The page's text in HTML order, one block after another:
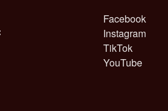
Facebook
Instagram
TikTok
YouTube